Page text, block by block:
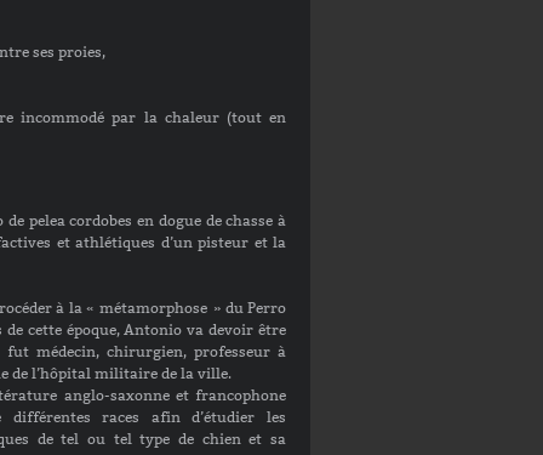
ses proies,
incommodé par la chaleur (tout en
pelea cordobes en dogue de chasse à
et athlétiques d’un pisteur et la
à la « métamorphose » du Perro
de cette époque, Antonio va devoir être
médecin, chirurgien, professeur à
de l’hôpital militaire de la ville.
anglo-saxonne et francophone
différentes races afin d’étudier les
de tel ou tel type de chien et sa